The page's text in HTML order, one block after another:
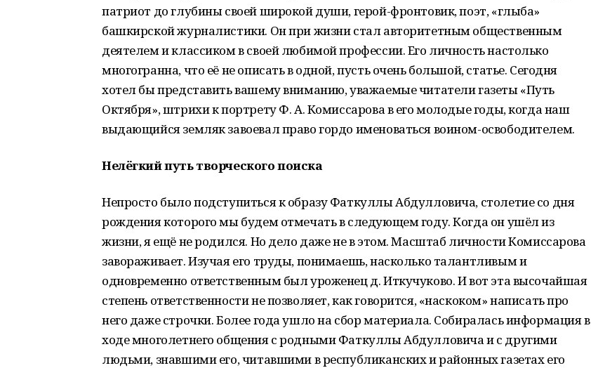
патриот до глубины своей широкой души, герой-фронтовик, поэт, «глыба»
башкирской журналистики. Он при жизни стал авторитетным общественным
деятелем и классиком в своей любимой профессии. Его личность настолько
многогранна, что её не описать в одной, пусть очень большой, статье. Сегодня
хотел бы представить вашему вниманию, уважаемые читатели газеты «Путь
Октября», штрихи к портрету Ф. А. Комиссарова в его молодые годы, когда наш
выдающийся земляк завоевал право гордо именоваться воином-освободителем.
Нелёгкий путь творческого поиска
Непросто было подступиться к образу Фаткуллы Абдулловича, столетие со дня
рождения которого мы будем отмечать в следующем году. Когда он ушёл из
жизни, я ещё не родился. Но дело даже не в этом. Масштаб личности Комиссарова
завораживает. Изучая его труды, понимаешь, насколько талантливым и
одновременно ответственным был уроженец д. Иткучуково. И вот эта высочайшая
степень ответственности не позволяет, как говорится, «наскоком» написать про
него даже строчки. Более года ушло на сбор материала. Собиралась информация в
ходе многолетнего общения с родными Фаткуллы Абдулловича и с другими
людьми, знавшими его, читавшими в республиканских и районных газетах его